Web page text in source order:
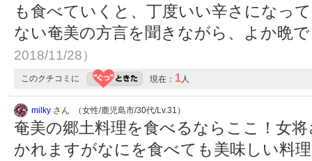
も食べていくと、丁度いい辛さになっ
ない奄美の方言を聞きながら、よか晩
2018/11/28）
このクチコミに 現在： 1人
milky さん （女性/鹿児島市/30代/Lv.31）
奄美の郷土料理を食べるならここ！女
かれますがなにを食べても美味しい料